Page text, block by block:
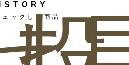
ェックした商品